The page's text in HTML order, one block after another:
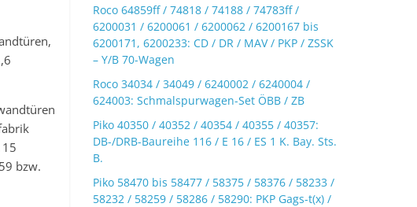
bzw.
Roco 64859ff / 74818 / 74188 / 74783ff /
6200031 / 6200061 / 6200062 / 6200167 bis
6200171, 6200233: CD / DR / MAV / PKP / ZSSK
– Y/B 70-Wagen
Roco 34034 / 34049 / 6240002 / 6240004 /
624003: Schmalspurwagen-Set ÖBB / ZB
Piko 40350 / 40352 / 40354 / 40355 / 40357:
DB-/DRB-Baureihe 116 / E 16 / ES 1 K. Bay. Sts.
B.
Piko 58470 bis 58477 / 58375 / 58376 / 58233 /
58232 / 58259 / 58286 / 58290: PKP Gags-t(x) /